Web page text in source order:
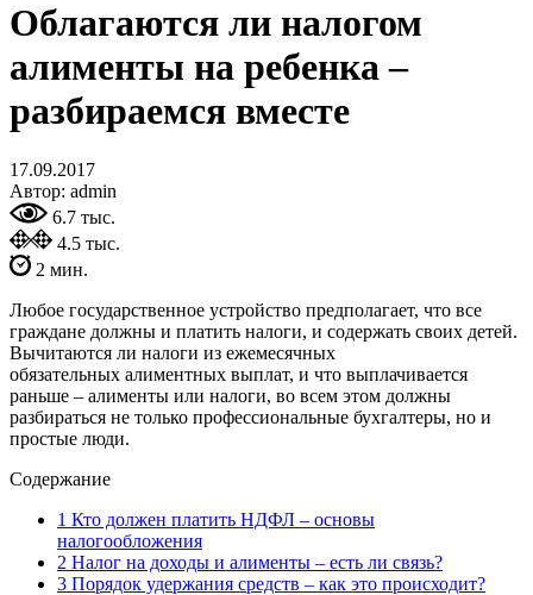
Облагаются ли налогом
алименты на ребенка –
разбираемся вместе
17.09.2017
Автор: admin
6.7 тыс.
4.5 тыс.
2 мин.
Любое государственное устройство предполагает, что все
граждане должны и платить налоги, и содержать своих детей.
Вычитаются ли налоги из ежемесячных
обязательных алиментных выплат, и что выплачивается
раньше – алименты или налоги, во всем этом должны
разбираться не только профессиональные бухгалтеры, но и
простые люди.
Содержание
1 Кто должен платить НДФЛ – основы
налогообложения
2 Налог на доходы и алименты – есть ли связь?
3 Порядок удержания средств – как это происходит?